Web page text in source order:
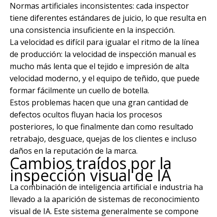
Normas artificiales inconsistentes: cada inspector
tiene diferentes estándares de juicio, lo que resulta en
una consistencia insuficiente en la inspección.
La velocidad es difícil para igualar el ritmo de la línea
de producción: la velocidad de inspección manual es
mucho más lenta que el tejido e impresión de alta
velocidad moderno, y el equipo de teñido, que puede
formar fácilmente un cuello de botella.
Estos problemas hacen que una gran cantidad de
defectos ocultos fluyan hacia los procesos
posteriores, lo que finalmente dan como resultado
retrabajo, desguace, quejas de los clientes e incluso
daños en la reputación de la marca.
Cambios traídos por la
inspección visual de IA
La combinación de inteligencia artificial e industria ha
llevado a la aparición de sistemas de reconocimiento
visual de IA. Este sistema generalmente se compone